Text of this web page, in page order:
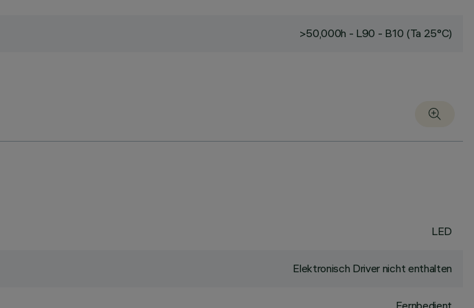
>50,000h - L90 - B10 (Ta 25°C)
LED
Elektronisch Driver nicht enthalten
Fernbedient